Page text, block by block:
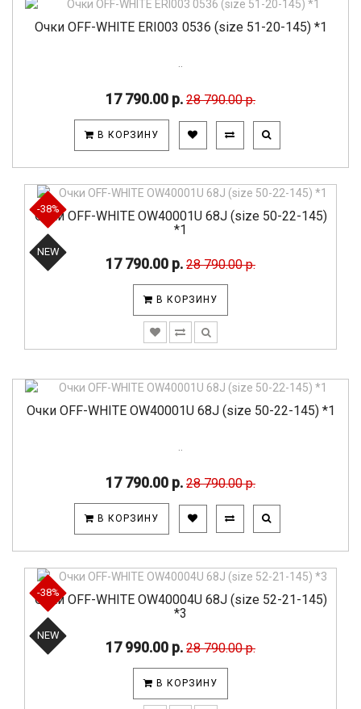
Очки OFF-WHITE ERI003 0536 (size 51-20-145) *1
17 790.00 р. 28 790.00 р.
В КОРЗИНУ
-38%
NEW
Очки OFF-WHITE OW40001U 68J (size 50-22-145)
*1
17 790.00 р. 28 790.00 р.
В КОРЗИНУ
Очки OFF-WHITE OW40001U 68J (size 50-22-145) *1
17 790.00 р. 28 790.00 р.
В КОРЗИНУ
-38%
NEW
Очки OFF-WHITE OW40004U 68J (size 52-21-145)
*3
17 990.00 р. 28 790.00 р.
В КОРЗИНУ